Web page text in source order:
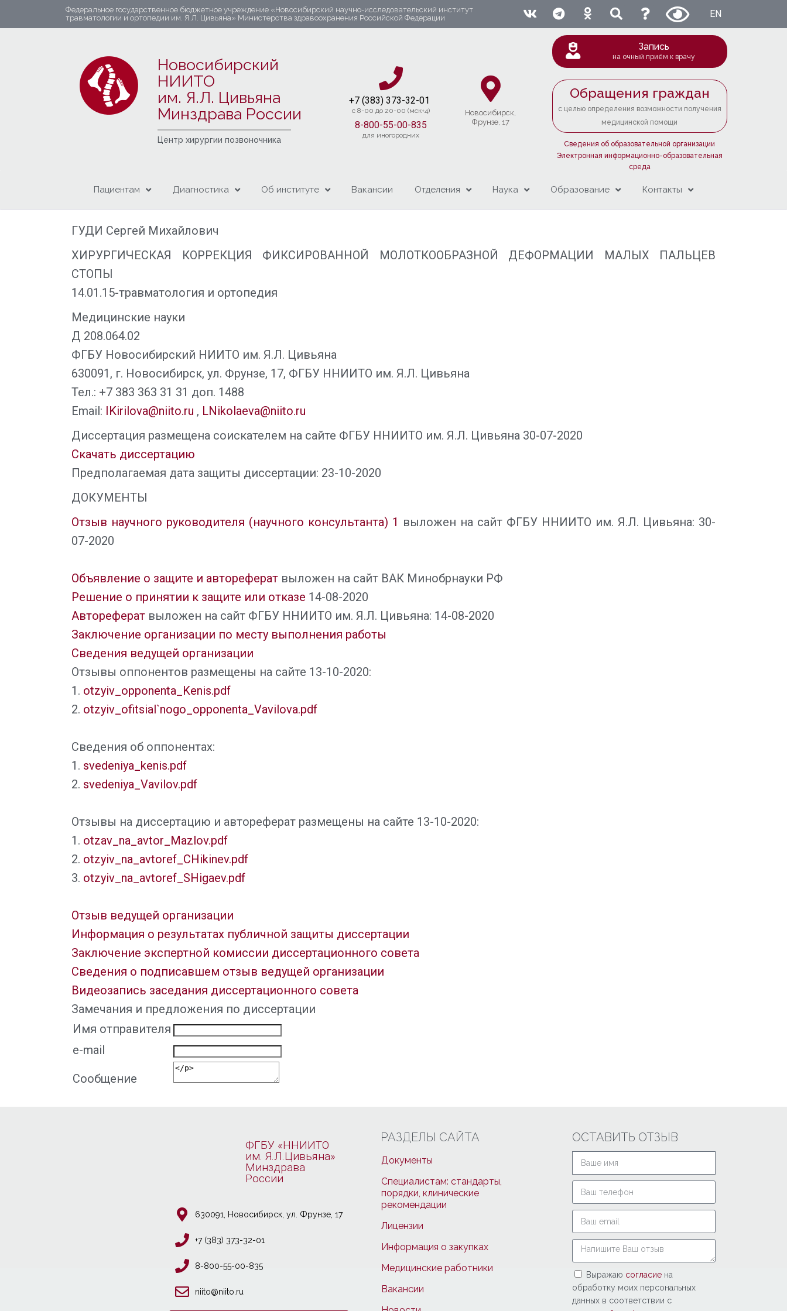
Федеральное государственное бюджетное учреждение «Новосибирский научно-исследовательский институт
травматологии и ортопедии им. Я.Л. Цивьяна» Министерства здравоохранения Российской Федерации
EN
Новосибирский
НИИТО
им. Я.Л. Цивьяна
Минздрава России
Центр хирургии позвоночника
+7 (383) 373-32-01​
c 8-00 до 20-00 (мск+4)
8-800-55-00-835
для иногородних
Новосибирcк,
Фрунзе, 17
Запись
на очный приём к врачу
Обращения граждан
с целью определения возможности получения
медицинской помощи
Сведения об образовательной организации
Электронная информационно-образовательная
среда
Пациентам Диагностика Об институте Вакансии Отделения Наука Образование Контакты
ГУДИ Сергей Михайлович
ХИРУРГИЧЕСКАЯ КОРРЕКЦИЯ ФИКСИРОВАННОЙ МОЛОТКООБРАЗНОЙ ДЕФОРМАЦИИ МАЛЫХ ПАЛЬЦЕВ
СТОПЫ
14.01.15-травматология и ортопедия
Медицинские науки
Д 208.064.02
ФГБУ Новосибирский НИИТО им. Я.Л. Цивьяна
630091, г. Новосибирск, ул. Фрунзе, 17, ФГБУ ННИИТО им. Я.Л. Цивьяна
Тел.: +7 383 363 31 31 доп. 1488
Email: IKirilova@niito.ru , LNikolaeva@niito.ru
Диссертация размещена соискателем на сайте ФГБУ ННИИТО им. Я.Л. Цивьяна 30-07-2020
Скачать диссертацию
Предполагаемая дата защиты диссертации: 23-10-2020
ДОКУМЕНТЫ
Отзыв научного руководителя (научного консультанта) 1 выложен на сайт ФГБУ ННИИТО им. Я.Л. Цивьяна: 30-
07-2020
Объявление о защите и автореферат выложен на сайт ВАК Минобрнауки РФ
Решение о принятии к защите или отказе 14-08-2020
Автореферат выложен на сайт ФГБУ ННИИТО им. Я.Л. Цивьяна: 14-08-2020
Заключение организации по месту выполнения работы
Сведения ведущей организации
Отзывы оппонентов размещены на сайте 13-10-2020:
1. otzyiv_opponenta_Kenis.pdf
2. otzyiv_ofitsial`nogo_opponenta_Vavilova.pdf
Сведения об оппонентах:
1. svedeniya_kenis.pdf
2. svedeniya_Vavilov.pdf
Отзывы на диссертацию и автореферат размещены на сайте 13-10-2020:
1. otzav_na_avtor_Mazlov.pdf
2. otzyiv_na_avtoref_CHikinev.pdf
3. otzyiv_na_avtoref_SHigaev.pdf
Отзыв ведущей организации
Информация о результатах публичной защиты диссертации
Заключение экспертной комиссии диссертационного совета
Сведения о подписавшем отзыв ведущей организации
Видеозапись заседания диссертационного совета
Замечания и предложения по диссертации
Имя отправителя
e-mail
Сообщение
ФГБУ «ННИИТО
им. Я.Л.Цивьяна»
Минздрава
России
630091, Новосибирcк, ул. Фрунзе, 17
+7 (383) 373-32-01
8-800-55-00-835
niito@niito.ru
РАЗДЕЛЫ САЙТА
Документы
Специалистам: стандарты,
порядки, клинические
рекомендации
Лицензии
Информация о закупках
Медицинские работники
Вакансии
ОСТАВИТЬ ОТЗЫВ
Выражаю согласие на
обработку моих персональных
данных в соответствии с